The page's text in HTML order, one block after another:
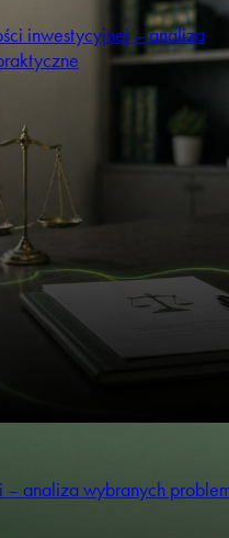
inwestycyjnej – analiza
– analiza wybranych